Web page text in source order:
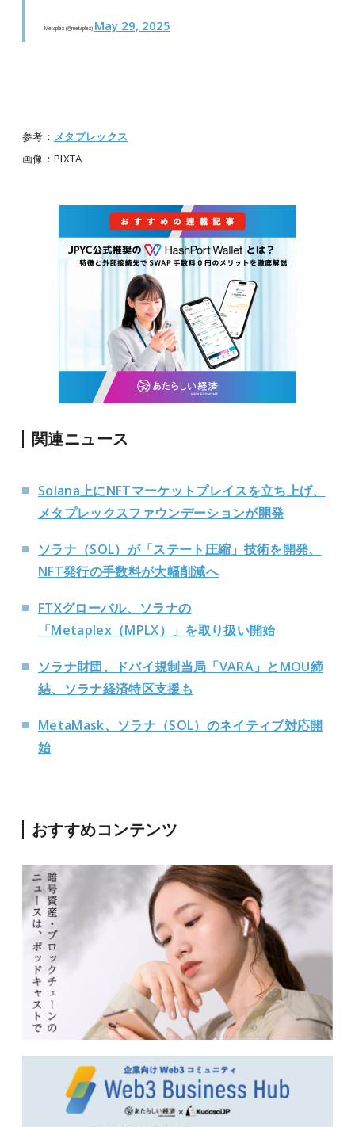
— Metaplex (@metaplex) May 29, 2025
参考： メタプレックス
画像：PIXTA
関連ニュース
Solana上にNFTマーケットプレイスを立ち上げ、
メタプレックスファウンデーションが開発
ソラナ（SOL）が「ステート圧縮」技術を開発、
NFT発行の手数料が大幅削減へ
FTXグローバル、ソラナの
「Metaplex（MPLX）」を取り扱い開始
ソラナ財団、ドバイ規制当局「VARA」とMOU締
結、ソラナ経済特区支援も
MetaMask、ソラナ（SOL）のネイティブ対応開
始
おすすめコンテンツ